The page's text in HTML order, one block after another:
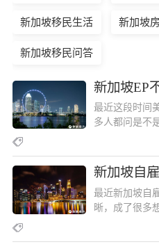
新加坡移民生活 新加坡
新加坡移民问答
最近这段时间
多人都问是不
最近新加坡自
晰，成了很多